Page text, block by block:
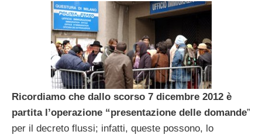
Ricordiamo che dallo scorso 7 dicembre 2012 è
partita l’operazione “presentazione delle domande”
per il decreto flussi; infatti, queste possono, lo